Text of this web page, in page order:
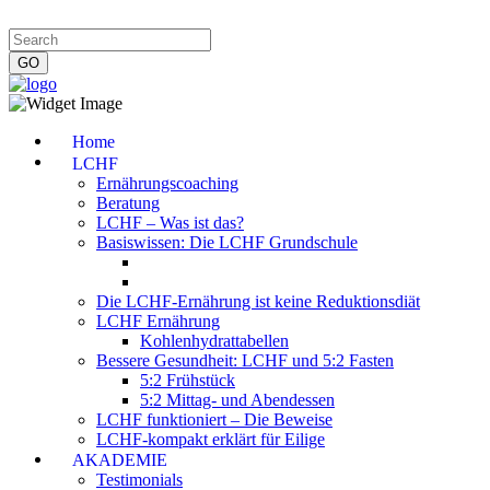
Home
LCHF
Ernährungscoaching
Beratung
LCHF – Was ist das?
Basiswissen: Die LCHF Grundschule
Die LCHF-Ernährung ist keine Reduktionsdiät
LCHF Ernährung
Kohlenhydrattabellen
Bessere Gesundheit: LCHF und 5:2 Fasten
5:2 Frühstück
5:2 Mittag- und Abendessen
LCHF funktioniert – Die Beweise
LCHF-kompakt erklärt für Eilige
AKADEMIE
Testimonials